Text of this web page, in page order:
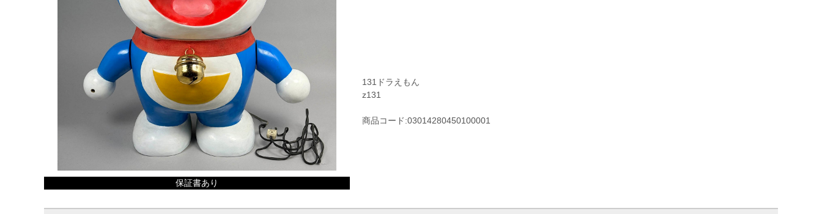
保証書あり
131ドラえもん
z131
商品コード:03014280450100001